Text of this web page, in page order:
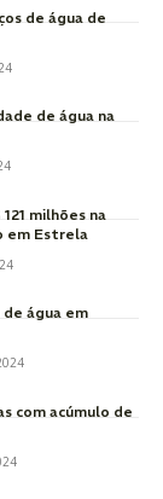
de água de
de água na
milhões na
em Estrela
água em
com acúmulo de